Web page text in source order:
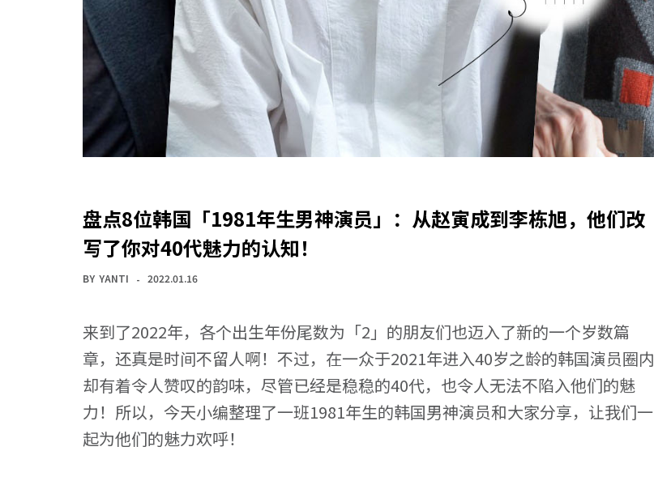
盘点8位韩国「1981年生男神演员」：从赵寅成到李栋旭，他们改
写了你对40代魅力的认知！
BY YANTI 2022.01.16
来到了2022年，各个出生年份尾数为「2」的朋友们也迈入了新的一个岁数篇
章，还真是时间不留人啊！不过，在一众于2021年进入40岁之龄的韩国演员圈内
却有着令人赞叹的韵味，尽管已经是稳稳的40代，也令人无法不陷入他们的魅
力！所以，今天小编整理了一班1981年生的韩国男神演员和大家分享，让我们一
起为他们的魅力欢呼！